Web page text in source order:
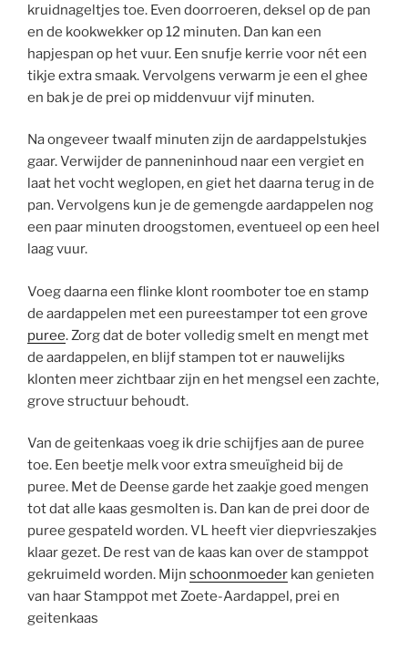
kruidnageltjes toe. Even doorroeren, deksel op de pan
en de kookwekker op 12 minuten. Dan kan een
hapjespan op het vuur. Een snufje kerrie voor nét een
tikje extra smaak. Vervolgens verwarm je een el ghee
en bak je de prei op middenvuur vijf minuten.
Na ongeveer twaalf minuten zijn de aardappelstukjes
gaar. Verwijder de panneninhoud naar een vergiet en
laat het vocht weglopen, en giet het daarna terug in de
pan. Vervolgens kun je de gemengde aardappelen nog
een paar minuten droogstomen, eventueel op een heel
laag vuur.
Voeg daarna een flinke klont roomboter toe en stamp
de aardappelen met een pureestamper tot een grove
puree. Zorg dat de boter volledig smelt en mengt met
de aardappelen, en blijf stampen tot er nauwelijks
klonten meer zichtbaar zijn en het mengsel een zachte,
grove structuur behoudt.
Van de geitenkaas voeg ik drie schijfjes aan de puree
toe. Een beetje melk voor extra smeuïgheid bij de
puree. Met de Deense garde het zaakje goed mengen
tot dat alle kaas gesmolten is. Dan kan de prei door de
puree gespateld worden. VL heeft vier diepvrieszakjes
klaar gezet. De rest van de kaas kan over de stamppot
gekruimeld worden. Mijn schoonmoeder kan genieten
van haar Stamppot met Zoete-Aardappel, prei en
geitenkaas